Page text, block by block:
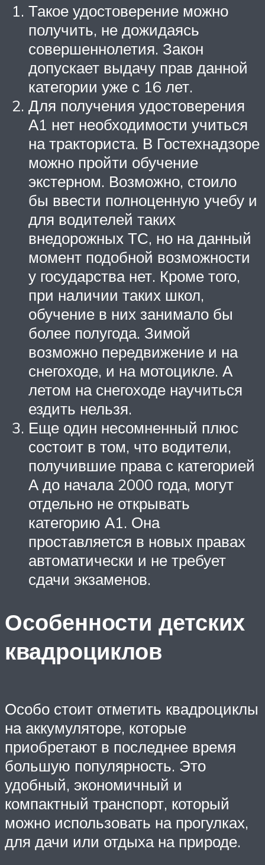
Такое удостоверение можно
получить, не дожидаясь
совершеннолетия. Закон
допускает выдачу прав данной
категории уже с 16 лет.
Для получения удостоверения
А1 нет необходимости учиться
на тракториста. В Гостехнадзоре
можно пройти обучение
экстерном. Возможно, стоило
бы ввести полноценную учебу и
для водителей таких
внедорожных ТС, но на данный
момент подобной возможности
у государства нет. Кроме того,
при наличии таких школ,
обучение в них занимало бы
более полугода. Зимой
возможно передвижение и на
снегоходе, и на мотоцикле. А
летом на снегоходе научиться
ездить нельзя.
Еще один несомненный плюс
состоит в том, что водители,
получившие права с категорией
А до начала 2000 года, могут
отдельно не открывать
категорию А1. Она
проставляется в новых правах
автоматически и не требует
сдачи экзаменов.
Особенности детских
квадроциклов
Особо стоит отметить квадроциклы
на аккумуляторе, которые
приобретают в последнее время
большую популярность. Это
удобный, экономичный и
компактный транспорт, который
можно использовать на прогулках,
для дачи или отдыха на природе.